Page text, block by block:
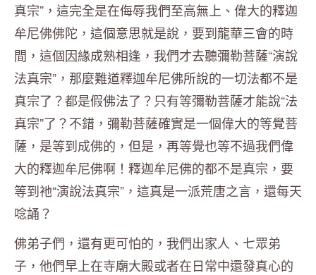
真宗”，這完全是在侮辱我們至高無上、偉大的釋迦
牟尼佛佛陀，這個意思就是說，要到龍華三會的時
間，這個因緣成熟相逢，我們才去聽彌勒菩薩“演說
法真宗”，那麼難道釋迦牟尼佛所說的一切法都不是
真宗了？都是假佛法了？只有等彌勒菩薩才能說“法
真宗”了？不錯，彌勒菩薩確實是一個偉大的等覺菩
薩，是等到成佛的，但是，再等覺也等不過我們偉
大的釋迦牟尼佛啊！釋迦牟尼佛的都不是真宗，要
等到祂“演說法真宗”，這真是一派荒唐之言，還每天
唸誦？
佛弟子們，還有更可怕的，我們出家人、七眾弟
子，他們早上在寺廟大殿或者在日常中還發真心的